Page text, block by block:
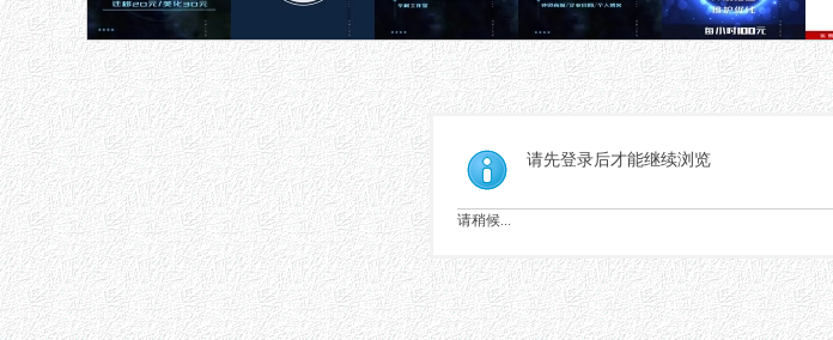
请先登录后才能继续浏览
请稍候...